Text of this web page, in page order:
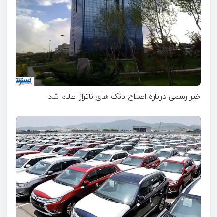
خبر رسمی درباره اصلاح بانک های ناتراز اعلام شد